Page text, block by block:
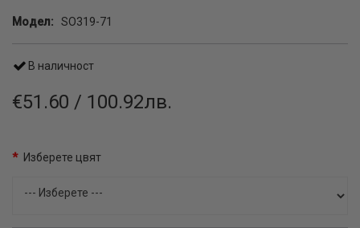
Модел: SO319-71
В наличност
€51.60 / 100.92лв.
Изберете цвят